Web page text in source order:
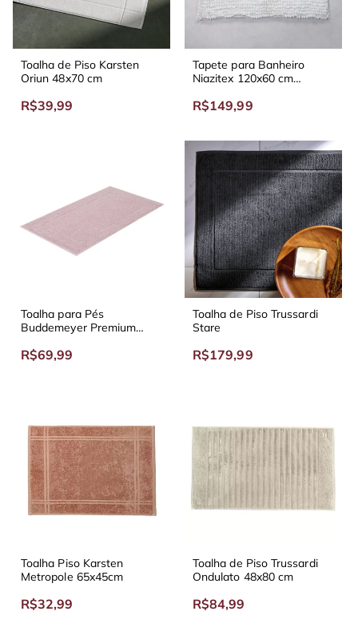
Toalha de Piso Karsten
Oriun 48x70 cm
R$39,99
Tapete para Banheiro
Niazitex 120x60 cm
R$149,99
Toalha para Pés
Buddemeyer Premium
R$69,99
Toalha de Piso Trussardi
Stare
R$179,99
Toalha Piso Karsten
Metropole 65x45cm
R$32,99
Toalha de Piso Trussardi
Ondulato 48x80 cm
R$84,99